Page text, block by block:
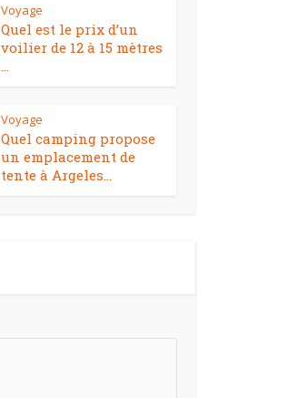
Voyage
Quel est le prix d’un
voilier de 12 à 15 mètres
...
Voyage
Quel camping propose
un emplacement de
tente à Argeles...